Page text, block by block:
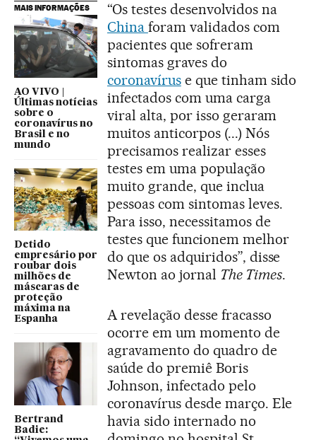
MAIS INFORMAÇÕES
AO VIVO |
Últimas notícias
sobre o
coronavírus no
Brasil e no
mundo
Detido
empresário por
roubar dois
milhões de
máscaras de
proteção
máxima na
Espanha
Bertrand
Badie:
“Os testes desenvolvidos na
China foram validados com
pacientes que sofreram
sintomas graves do
coronavíruse que tinham sido
infectados com uma carga
viral alta, por isso geraram
muitos anticorpos (...) Nós
precisamos realizar esses
testes em uma população
muito grande, que inclua
pessoas com sintomas leves.
Para isso, necessitamos de
testes que funcionem melhor
do que os adquiridos”, disse
Newton ao jornal The Times.
A revelação desse fracasso
ocorre em um momento de
agravamento do quadro de
saúde do premiê Boris
Johnson, infectado pelo
coronavírus desde março. Ele
havia sido internado no